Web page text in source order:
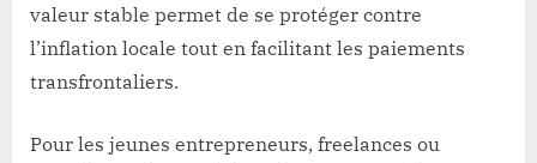
valeur stable permet de se protéger contre
l’inflation locale tout en facilitant les paiements
transfrontaliers.
Pour les jeunes entrepreneurs, freelances ou